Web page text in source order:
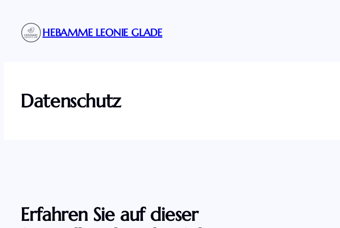
Inhalt
springen HEBAMME LEONIE GLADE
Datenschutz
Erfahren Sie auf dieser